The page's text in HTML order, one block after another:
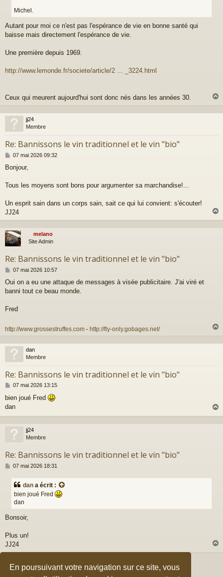
En poursuivant votre navigation sur ce site, vous
Michel.
Autant pour moi ce n'est pas l'espérance de vie en bonne santé qui
baisse mais directement l'espérance de vie.
Une première depuis 1969.
http://www.lemonde.fr/societe/article/2 ... _3224.html
Ceux qui meurent aujourd'hui sont donc nés dans les années 30.
u
jj24
Membre
Re: Bannissons le vin traditionnel et le vin "bio"
M
s
a
07 mai 2026 09:32
Bonjour,
Tous les moyens sont bons pour argumenter sa marchandise!...
Un esprit sain dans un corps sain, sait ce qui lui convient: s'écouter!
JJ24
a
melano
Site Admin
Re: Bannissons le vin traditionnel et le vin "bio"
M
s
s
g
07 mai 2026 10:57
Oui on a eu une attaque de messages à visée publicitaire. J'ai viré et
banni tout ce beau monde.
Fred
http://www.grossestruffes.com - http://fly-only.gobages.net/
u
dan
Membre
Re: Bannissons le vin traditionnel et le vin "bio"
M
s
s
a
e
07 mai 2026 13:15
bien joué Fred
dan
a
jj24
Membre
Re: Bannissons le vin traditionnel et le vin "bio"
M
s
e
07 mai 2026 18:31
dan a écrit :
bien joué Fred
dan
Bonsoir,
Plus un!
JJ24
159 messages Page11sur11
Précédent
1 … 7 8 9 10 11